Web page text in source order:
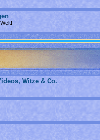
Witze & Co.